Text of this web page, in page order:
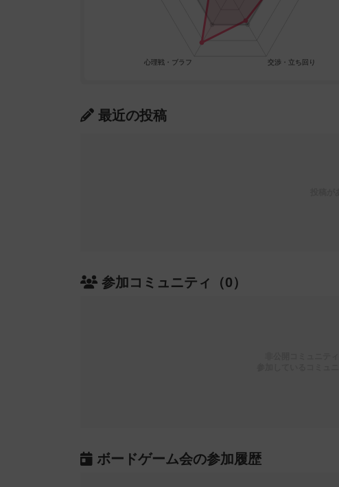
最近の投稿
参加コミュニティ（0）
ボードゲーム会の参加履歴